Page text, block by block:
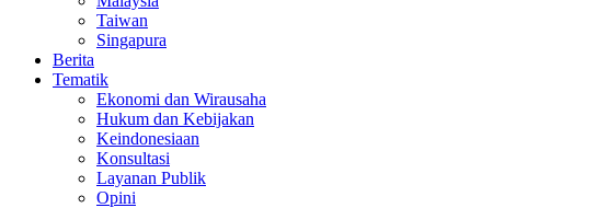
Taiwan
Singapura
Berita
Tematik
Ekonomi dan Wirausaha
Hukum dan Kebijakan
Keindonesiaan
Konsultasi
Layanan Publik
Opini